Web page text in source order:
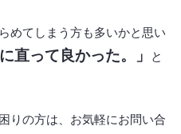
めてしまう方も多いかと思い
直って良かった。」
と
りの方は、お気軽にお問い合